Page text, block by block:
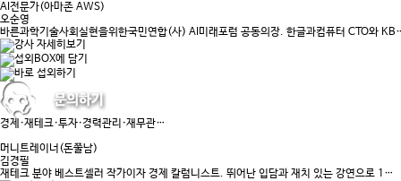
AI전문가(아마존 AWS)
오순영
바른과학기술사회실현을위한국민연합(사) AI미래포럼 공동의장. 한글과컴퓨터 CTO와
경제·재테크·투자·경력관리·재무관…
머니트레이너(돈쭐남)
김경필
재테크 분야 베스트셀러 작가이자 경제 칼럼니스트. 뛰어난 입담과 재치 있는 강연으로 1…